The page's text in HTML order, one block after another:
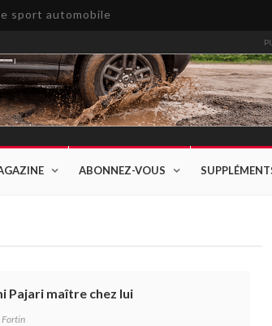
sport automobile
ABONNEZ-VOUS
Pajari maître chez lui
Fortin